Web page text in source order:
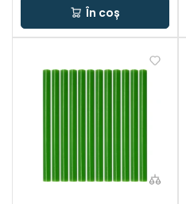
În coș